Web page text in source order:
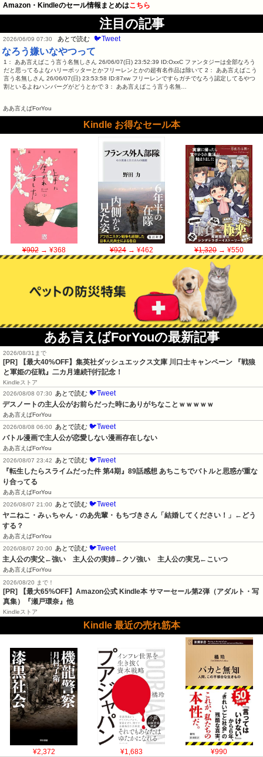
Amazon・Kindleのセール情報まとめはこちら
注目の記事
2026/06/09 07:30 あとで読む 🐦Tweet
なろう嫌いなやつって
1： ああ言えばこう言う名無しさん 26/06/07(日) 23:52:39 ID:OxxC ファンタジーは全部なろう
だと思ってるよなハリーポッターとかフリーレンとかの超有名作品は除いて 2： ああ言えばこう
言う名無しさん 26/06/07(日) 23:53:58 ID:87xw フリーレンですらガチでなろう認定してるやつ
割といるよねハンバーグがどうとかで 3： ああ言えばこう言う名無…
ああ言えばForYou
Kindle お得なセール本
¥902→ ¥368 ¥924→ ¥462 ¥1,320→ ¥550
ああ言えばForYouの最新記事
2026/08/31まで
[PR]
【最大40%OFF】集英社ダッシュエックス文庫 川口士キャンペーン 『戦狼
と軍姫の征戦』二カ月連続刊行記念！
Kindleストア
2026/08/08 07:30
あとで読む 🐦Tweet
デスノートの主人公がお前らだった時にありがちなことｗｗｗｗｗ
ああ言えばForYou
2026/08/08 06:00
あとで読む 🐦Tweet
バトル漫画で主人公が恋愛しない漫画存在しない
ああ言えばForYou
2026/08/07 23:42
あとで読む 🐦Tweet
『転生したらスライムだった件 第4期』89話感想 あちこちでバトルと思惑が重な
り合ってる
ああ言えばForYou
2026/08/07 21:00
あとで読む 🐦Tweet
ヤニねこ・みぃちゃん・のあ先輩・もちづきさん「結婚してください！」←どう
する？
ああ言えばForYou
2026/08/07 20:00
あとで読む 🐦Tweet
主人公の実父←強い　主人公の実姉←クソ強い　主人公の実兄←こいつ
ああ言えばForYou
2026/08/20 まで！
[PR]
【最大65%OFF】Amazon公式 Kindle本 サマーセール第2弾（アダルト・写
真集）『瀬戸環奈』他
Kindleストア
Kindle 最近の売れ筋本
¥2,372 ¥1,683 ¥990